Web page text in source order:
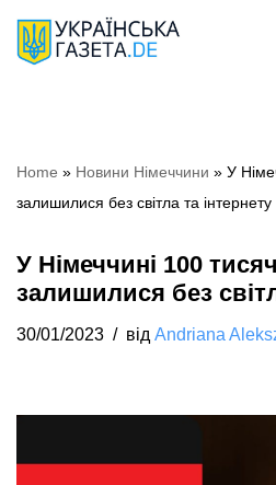
Перейти
Home » Новини Німеччини » У
залишилися без світла та інтернету
У Німеччині 100
залишилися без
30/01/2023 від Andriana